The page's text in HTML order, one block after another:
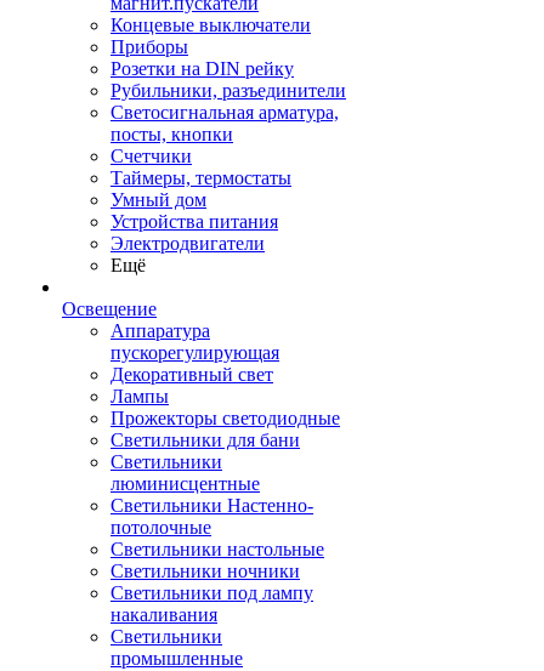
Концевые выключатели
Приборы
Розетки на DIN рейку
Рубильники, разъединители
Светосигнальная арматура,
посты, кнопки
Счетчики
Таймеры, термостаты
Умный дом
Устройства питания
Электродвигатели
Ещё
Освещение
Аппаратура
пускорегулирующая
Декоративный свет
Лампы
Прожекторы светодиодные
Светильники для бани
Светильники
люминисцентные
Светильники Настенно-
потолочные
Светильники настольные
Светильники ночники
Светильники под лампу
накаливания
Светильники
промышленные